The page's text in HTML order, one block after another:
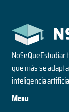
que más se
inteligencia
Menu